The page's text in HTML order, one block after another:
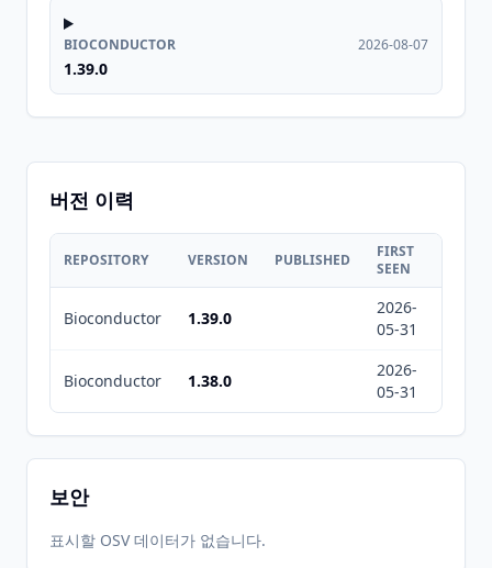
BIOCONDUCTOR
1.39.0
2026-08-07
버전 이력
REPOSITORY VERSION PUBLISHED
FIRST
SEEN
Bioconductor 1.39.0
2026-
05-31
Bioconductor 1.38.0
2026-
05-31
보안
표시할 OSV 데이터가 없습니다.